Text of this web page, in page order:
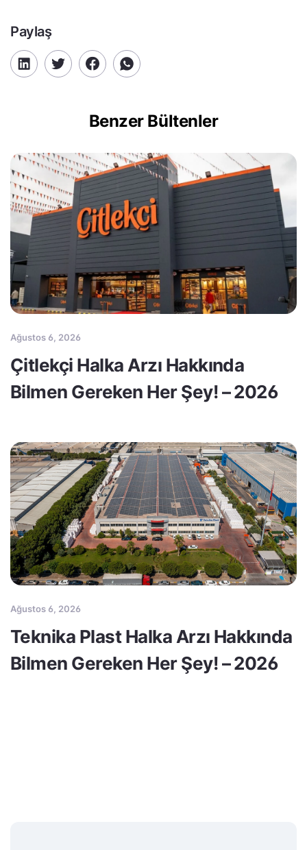
Paylaş
Benzer Bültenler
Ağustos 6, 2026
Çitlekçi Halka Arzı Hakkında
Bilmen Gereken Her Şey! – 2026
Ağustos 6, 2026
Teknika Plast Halka Arzı Hakkında
Bilmen Gereken Her Şey! – 2026